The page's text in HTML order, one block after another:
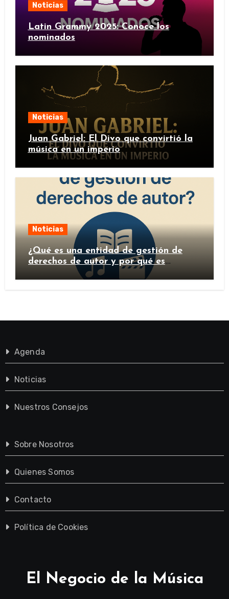
Noticias
Latin Grammy 2025: Conoce los
nominados
Noticias
Juan Gabriel: El Divo que convirtió la
música en un imperio
Noticias
¿Qué es una entidad de gestión de
derechos de autor y por qué es
importante?
Agenda
Noticias
Nuestros Consejos
Sobre Nosotros
Quienes Somos
Contacto
Política de Cookies
El Negocio de la Música